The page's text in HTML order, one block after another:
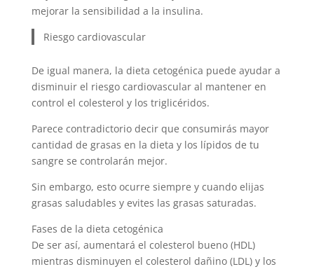
mejorar la sensibilidad a la insulina.
Riesgo cardiovascular
De igual manera, la dieta cetogénica puede ayudar a
disminuir el riesgo cardiovascular al mantener en
control el colesterol y los triglicéridos.
Parece contradictorio decir que consumirás mayor
cantidad de grasas en la dieta y los lípidos de tu
sangre se controlarán mejor.
Sin embargo, esto ocurre siempre y cuando elijas
grasas saludables y evites las grasas saturadas.
Fases de la dieta cetogénica
De ser así, aumentará el colesterol bueno (HDL)
mientras disminuyen el colesterol dañino (LDL) y los